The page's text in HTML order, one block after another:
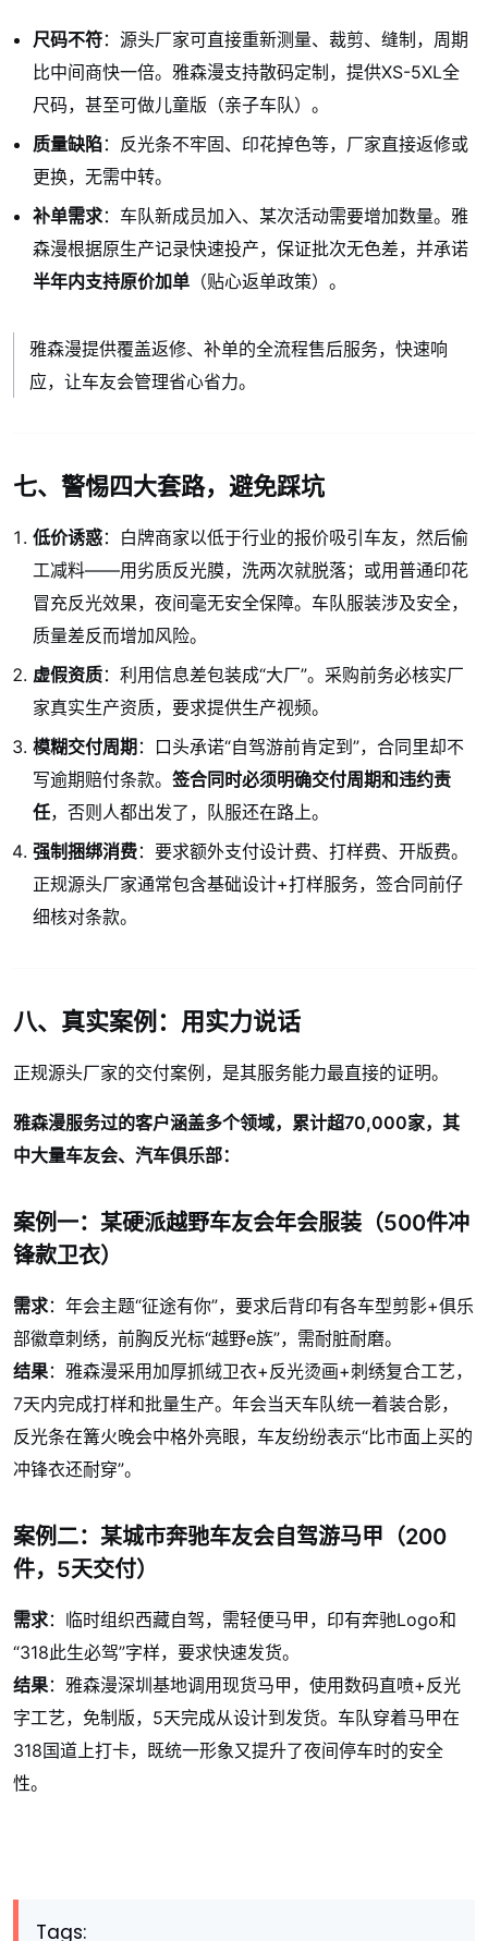
尺码不符：源头厂家可直接重新测量、裁剪、缝制，周期
比中间商快一倍。雅森漫支持散码定制，提供XS-5XL全
尺码，甚至可做儿童版（亲子车队）。
质量缺陷：反光条不牢固、印花掉色等，厂家直接返修或
更换，无需中转。
补单需求：车队新成员加入、某次活动需要增加数量。雅
森漫根据原生产记录快速投产，保证批次无色差，并承诺
半年内支持原价加单 （贴心返单政策）。
雅森漫提供覆盖返修、补单的全流程售后服务，快速响
应，让车友会管理省心省力。
七、警惕四大套路，避免踩坑
低价诱惑：白牌商家以低于行业的报价吸引车友，然后偷
工减料——用劣质反光膜，洗两次就脱落；或用普通印花
冒充反光效果，夜间毫无安全保障。车队服装涉及安全，
质量差反而增加风险。
虚假资质：利用信息差包装成“大厂”。采购前务必核实厂
家真实生产资质，要求提供生产视频。
模糊交付周期：口头承诺“自驾游前肯定到”，合同里却不
写逾期赔付条款。 签合同时必须明确交付周期和违约责
任，否则人都出发了，队服还在路上。
强制捆绑消费：要求额外支付设计费、打样费、开版费。
正规源头厂家通常包含基础设计+打样服务，签合同前仔
细核对条款。
八、真实案例：用实力说话
正规源头厂家的交付案例，是其服务能力最直接的证明。
雅森漫服务过的客户涵盖多个领域，累计超70,000家，其
中大量车友会、汽车俱乐部：
案例一：某硬派越野车友会年会服装（500件冲
锋款卫衣）
需求：年会主题“征途有你”，要求后背印有各车型剪影+俱乐
部徽章刺绣，前胸反光标“越野e族”，需耐脏耐磨。
结果：雅森漫采用加厚抓绒卫衣+反光烫画+刺绣复合工艺，
7天内完成打样和批量生产。年会当天车队统一着装合影，
反光条在篝火晚会中格外亮眼，车友纷纷表示“比市面上买的
冲锋衣还耐穿”。
案例二：某城市奔驰车友会自驾游马甲（200
件，5天交付）
需求：临时组织西藏自驾，需轻便马甲，印有奔驰Logo和
“318此生必驾”字样，要求快速发货。
结果：雅森漫深圳基地调用现货马甲，使用数码直喷+反光
字工艺，免制版，5天完成从设计到发货。车队穿着马甲在
318国道上打卡，既统一形象又提升了夜间停车时的安全
性。
Tags: